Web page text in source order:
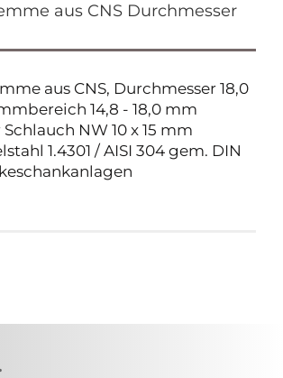
aus CNS Durchmesser
aus CNS, Durchmesser 18,0
14,8 - 18,0 mm
NW 10 x 15 mm
1.4301 / AISI 304 gem. DIN